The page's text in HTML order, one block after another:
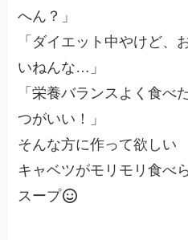
へん？」
「ダイエット中やけど、
いねんな…」
「栄養バランスよく食べ
つがいい！」
そんな方に作って欲しい
キャベツがモリモリ食べ
スープ